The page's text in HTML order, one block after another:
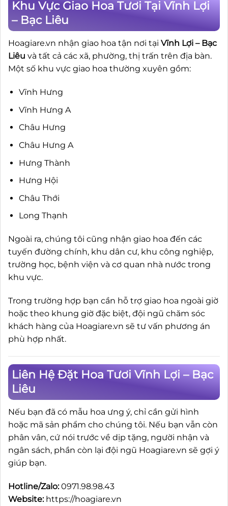
Khu Vực Giao Hoa Tươi Tại Vĩnh Lợi
– Bạc Liêu
Hoagiare.vn nhận giao hoa tận nơi tại Vĩnh Lợi – Bạc
Liêu và tất cả các xã, phường, thị trấn trên địa bàn.
Một số khu vực giao hoa thường xuyên gồm:
Vĩnh Hưng
Vĩnh Hưng A
Châu Hưng
Châu Hưng A
Hưng Thành
Hưng Hội
Châu Thới
Long Thạnh
Ngoài ra, chúng tôi cũng nhận giao hoa đến các
tuyến đường chính, khu dân cư, khu công nghiệp,
trường học, bệnh viện và cơ quan nhà nước trong
khu vực.
Trong trường hợp bạn cần hỗ trợ giao hoa ngoài giờ
hoặc theo khung giờ đặc biệt, đội ngũ chăm sóc
khách hàng của Hoagiare.vn sẽ tư vấn phương án
phù hợp nhất.
Liên Hệ Đặt Hoa Tươi Vĩnh Lợi – Bạc
Liêu
Nếu bạn đã có mẫu hoa ưng ý, chỉ cần gửi hình
hoặc mã sản phẩm cho chúng tôi. Nếu bạn vẫn còn
phân vân, cứ nói trước về dịp tặng, người nhận và
ngân sách, phần còn lại đội ngũ Hoagiare.vn sẽ gợi ý
giúp bạn.
Hotline/Zalo:0971.98.98.43
Website: https://hoagiare.vn